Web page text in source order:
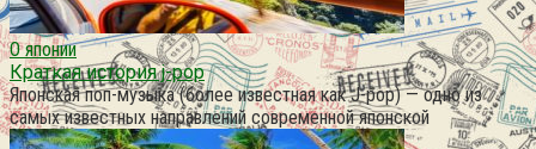
О японии
Краткая история j-pop
Японская поп-музыка (более известная как J-pop) — одно из
самых известных направлений современной японской